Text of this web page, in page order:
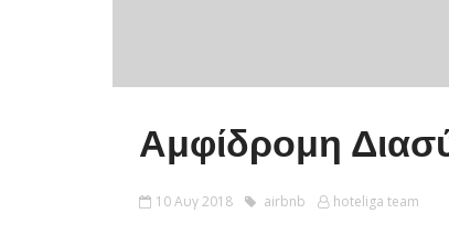
Αμφίδρομη
10 Αυγ 2018 airbnb hoteliga team